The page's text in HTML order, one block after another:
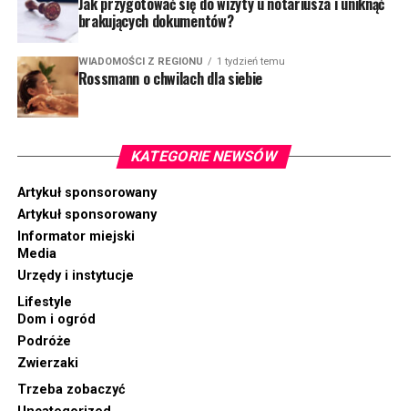
brakujących dokumentów?
WIADOMOŚCI Z REGIONU 1 tydzień temu
Rossmann o chwilach dla siebie
KATEGORIE NEWSÓW
Artykuł sponsorowany
Artykuł sponsorowany
Informator miejski
Media
Urzędy i instytucje
Lifestyle
Dom i ogród
Podróże
Zwierzaki
Trzeba zobaczyć